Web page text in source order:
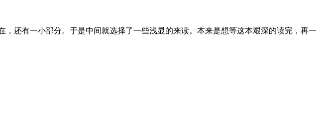
还有一小部分。于是中间就选择了一些浅显的来读。本来是想等这本艰深的读完，再一